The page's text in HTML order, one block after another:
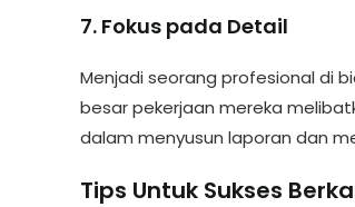
7. Fokus pada Detail
Menjadi seorang profesional di
besar pekerjaan mereka
dalam menyusun laporan dan
Tips Untuk Sukses